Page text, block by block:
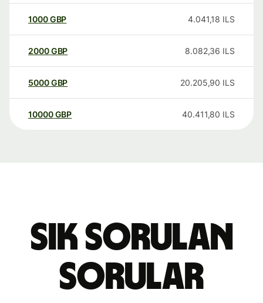
1000GBP 4.041,18 ILS
2000GBP 8.082,36 ILS
5000GBP 20.205,90 ILS
10000 GBP 40.411,80 ILS
Sık sorulan
sorular